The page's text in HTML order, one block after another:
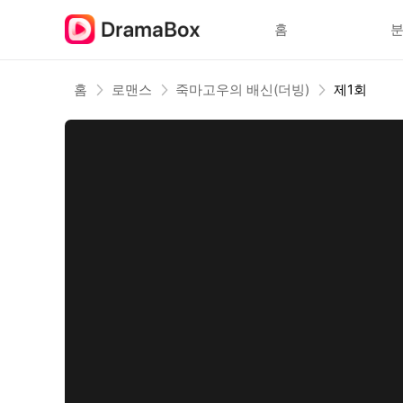
홈
홈 로맨스 죽마고우의 배신(더빙) 제1회